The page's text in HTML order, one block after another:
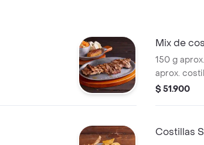
Mix de
150 g
aprox.
papas
$ 51.900
Costillas